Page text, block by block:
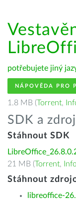
potřebujete jiný
NÁPOVĚDA PRO
1.8 MB (Torrent,
SDK a
Stáhnout SDK
21 MB (Torrent,
Stáhnout
libreoffice-